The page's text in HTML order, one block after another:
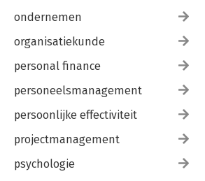
ondernemen
organisatiekunde
personal finance
personeelsmanagement
persoonlijke effectiviteit
projectmanagement
psychologie